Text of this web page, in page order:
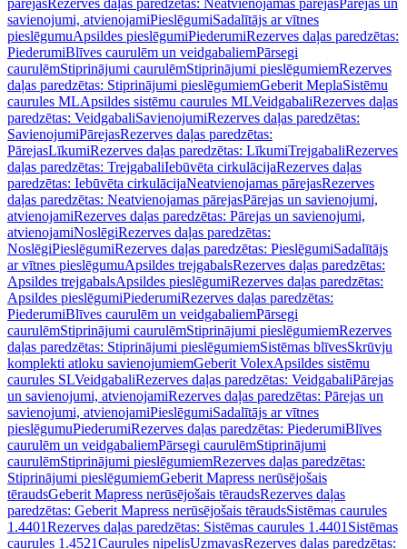
pārejasRezerves daļas paredzētas: Neatvienojamas pārejasPārejas un
savienojumi, atvienojamiPieslēgumiSadalītājs ar vītnes
pieslēgumuApsildes pieslēgumiPiederumiRezerves daļas paredzētas:
PiederumiBlīves caurulēm un veidgabaliemPārsegi
caurulēmStiprinājumi caurulēmStiprinājumi pieslēgumiemRezerves
daļas paredzētas: Stiprinājumi pieslēgumiemGeberit MeplaSistēmu
caurules MLApsildes sistēmu caurules MLVeidgabaliRezerves daļas
paredzētas: VeidgabaliSavienojumiRezerves daļas paredzētas:
SavienojumiPārejasRezerves daļas paredzētas:
PārejasLīkumiRezerves daļas paredzētas: LīkumiTrejgabaliRezerves
daļas paredzētas: TrejgabaliIebūvēta cirkulācijaRezerves daļas
paredzētas: Iebūvēta cirkulācijaNeatvienojamas pārejasRezerves
daļas paredzētas: Neatvienojamas pārejasPārejas un savienojumi,
atvienojamiRezerves daļas paredzētas: Pārejas un savienojumi,
atvienojamiNoslēgiRezerves daļas paredzētas:
NoslēgiPieslēgumiRezerves daļas paredzētas: PieslēgumiSadalītājs
ar vītnes pieslēgumuApsildes trejgabalsRezerves daļas paredzētas:
Apsildes trejgabalsApsildes pieslēgumiRezerves daļas paredzētas:
Apsildes pieslēgumiPiederumiRezerves daļas paredzētas:
PiederumiBlīves caurulēm un veidgabaliemPārsegi
caurulēmStiprinājumi caurulēmStiprinājumi pieslēgumiemRezerves
daļas paredzētas: Stiprinājumi pieslēgumiemSistēmas blīvesSkrūvju
komplekti atloku savienojumiemGeberit VolexApsildes sistēmu
caurules SLVeidgabaliRezerves daļas paredzētas: VeidgabaliPārejas
un savienojumi, atvienojamiRezerves daļas paredzētas: Pārejas un
savienojumi, atvienojamiPieslēgumiSadalītājs ar vītnes
pieslēgumuPiederumiRezerves daļas paredzētas: PiederumiBlīves
caurulēm un veidgabaliemPārsegi caurulēmStiprinājumi
caurulēmStiprinājumi pieslēgumiemRezerves daļas paredzētas:
Stiprinājumi pieslēgumiemGeberit Mapress nerūsējošais
tēraudsGeberit Mapress nerūsējošais tēraudsRezerves daļas
paredzētas: Geberit Mapress nerūsējošais tēraudsSistēmas caurules
1.4401Rezerves daļas paredzētas: Sistēmas caurules 1.4401 Sistēmas
caurules 1.4521Caurules nipelisUzmavasRezerves daļas paredzētas: